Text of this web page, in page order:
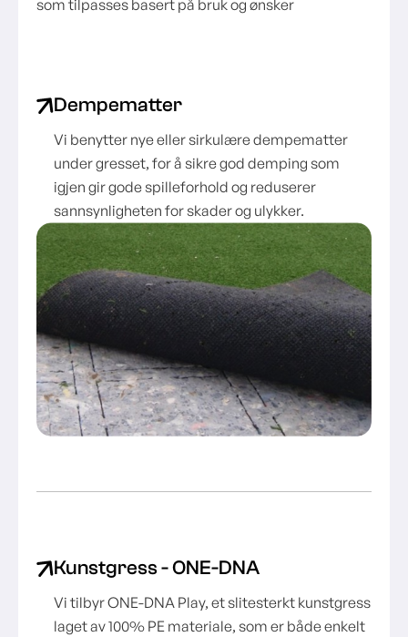
som tilpasses basert på bruk og ønsker
Dempematter
Vi benytter nye eller sirkulære dempematter
under gresset, for å sikre god demping som
igjen gir gode spilleforhold og reduserer
sannsynligheten for skader og ulykker.
Kunstgress - ONE-DNA
Vi tilbyr ONE-DNA Play, et slitesterkt kunstgress
laget av 100% PE materiale, som er både enkelt